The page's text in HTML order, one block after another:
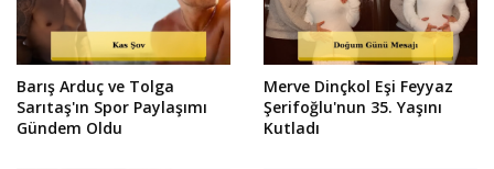
Barış Arduç ve Tolga
Sarıtaş'ın Spor Paylaşımı
Gündem Oldu
Merve Dinçkol Eşi Feyyaz
Şerifoğlu'nun 35. Yaşını
Kutladı